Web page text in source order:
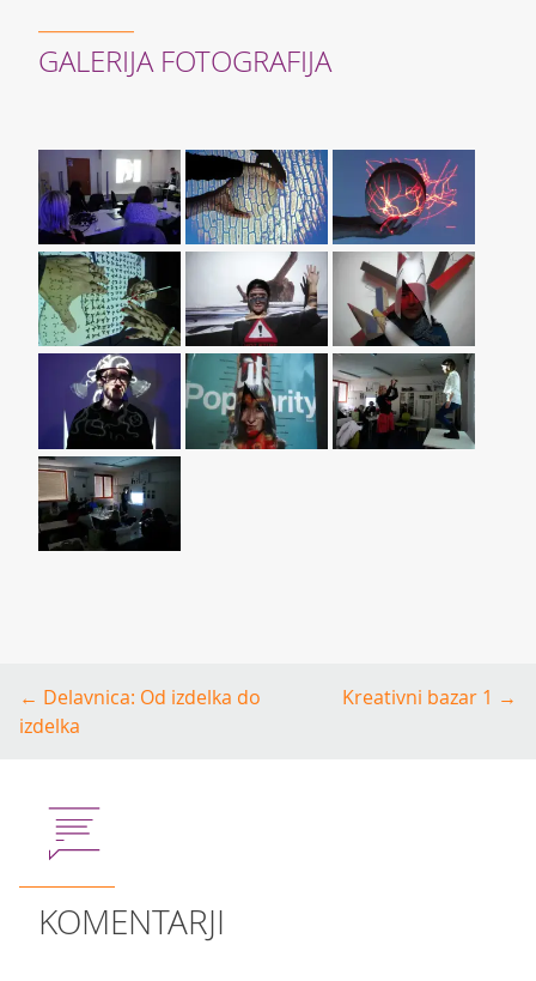
GALERIJA FOTOGRAFIJA
Post
navigation
← Delavnica: Od izdelka do
izdelka
Kreativni bazar 1 →
KOMENTARJI